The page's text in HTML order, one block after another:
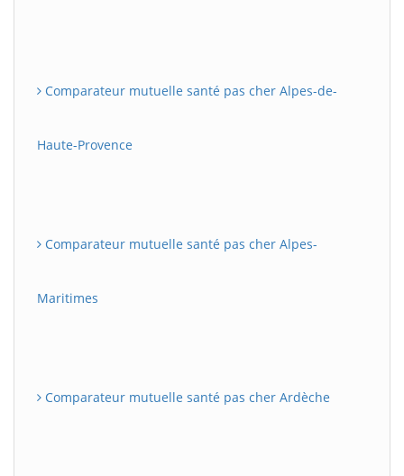
Comparateur mutuelle santé pas cher Alpes-de-
Haute-Provence
Comparateur mutuelle santé pas cher Alpes-
Maritimes
Comparateur mutuelle santé pas cher Ardèche